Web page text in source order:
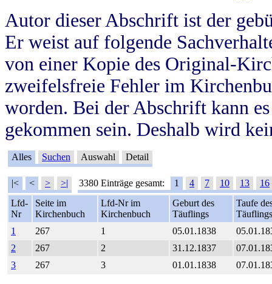
Autor dieser Abschrift ist der
Er weist auf folgende
von einer Kopie des Original-
zweifelsfreie Fehler im
worden. Bei der Abschrift kann
gekommen sein. Deshalb wird
Alles Suchen Auswahl Detail
|< < > >| 3380 Einträge gesamt: 1 4 7 10 13
16
Lfd-
Nr
Seite im
Kirchenbuch
Lfd-Nr im
Kirchenbuch
Geburt des
Täuflings
Taufe
Täuflings
1
267 1 05.01.1838
2
267 2 31.12.1837
3
267 3 01.01.1838